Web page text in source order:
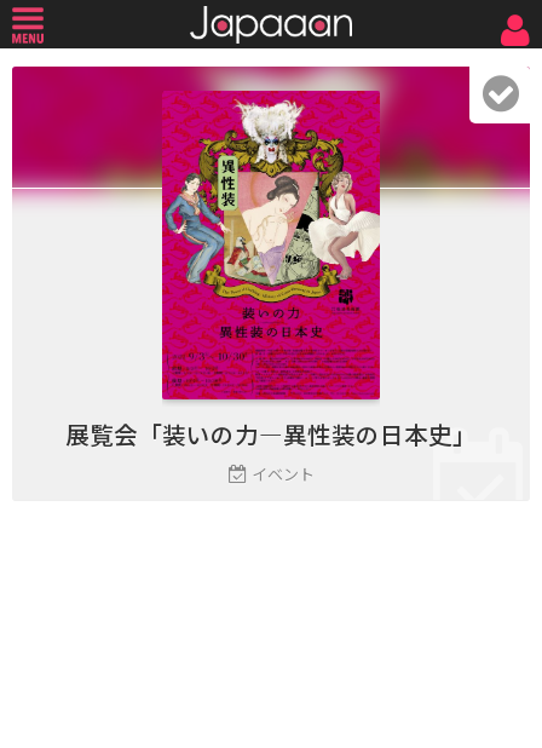
展覧会「装いの力―異性装の日本史」
イベント